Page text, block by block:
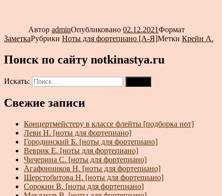
Автор adminОпубликовано 02.12.2021Формат
ЗаметкаРубрики Ноты для фортепиано [А-Я]Метки Крейн А.
Поиск по сайту notkinastya.ru
Искать:
Свежие записи
Концертмейстеру в классе флейты [подборка нот]
Леви Н. [ноты для фортепиано]
Городинский Б. [ноты для фортепиано]
Веврик Е. [ноты для фортепиано]
Чичерина С. [ноты для фортепиано]
Агафонников Н. [ноты для фортепиано]
Шерстобитова Н. [ноты для фортепиано]
Сорокин В. [ноты для фортепиано]